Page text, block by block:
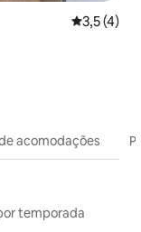
3,5 de
3,5 (4)
acomodações
temporada